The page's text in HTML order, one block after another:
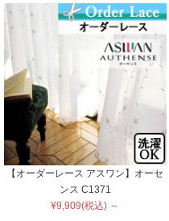
【オーダーレース アスワン】オーセ
ンス C1371
¥9,909(税込) ～